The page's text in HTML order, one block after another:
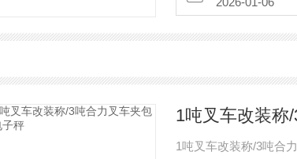
小。
1吨叉车改装称
1吨叉车改装称/3吨合